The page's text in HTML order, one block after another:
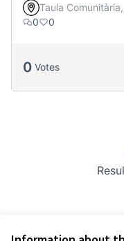
Taula
0
0
0 Votes